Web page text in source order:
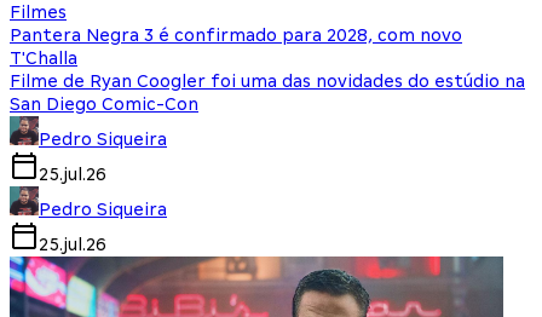
Filmes
Pantera Negra 3 é confirmado para 2028, com novo
T'Challa
Filme de Ryan Coogler foi uma das novidades do estúdio na
San Diego Comic-Con
Pedro Siqueira
25.jul.26
Pedro Siqueira
25.jul.26